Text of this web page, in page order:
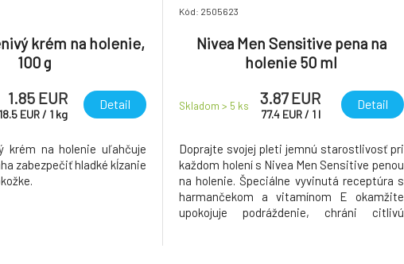
krém na holenie,
100 g
1.85 EUR
18.5 EUR/ 1 kg
Detail
krém na holenie uľahčuje
zabezpečiť hladké kĺzanie
Kód: 2505623
Nivea Men Sensitive pena na
holenie 50 ml
Skladom > 5 ks 3.87 EUR
77.4 EUR/ 1 l
Detail
Doprajte svojej pleti jemnú starostlivosť pri
každom holení s Nivea Men Sensitive penou
na holenie. Špeciálne vyvinutá receptúra s
harmančekom a vitamínom E okamžite
upokojuje podráždenie, chráni citlivú